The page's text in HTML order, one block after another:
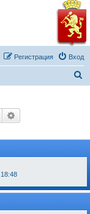
Вход
Регистрация
Поиск